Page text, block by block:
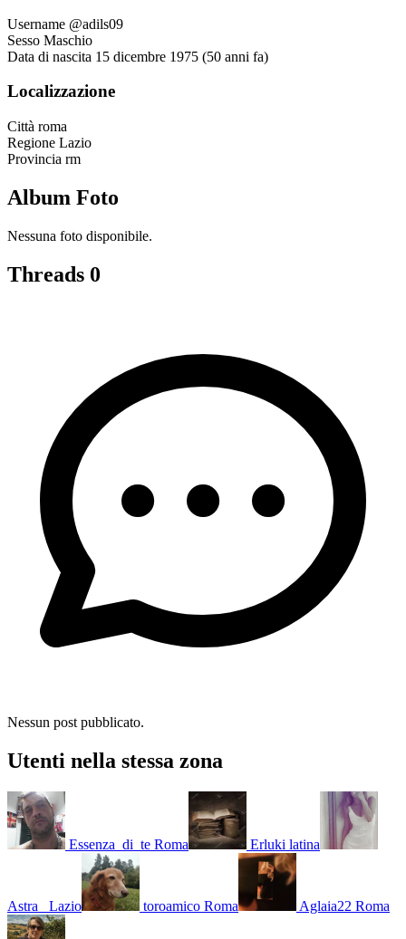
Username @adils09
Sesso Maschio
Data di nascita 15 dicembre 1975 (50 anni fa)
Localizzazione
Città roma
Regione Lazio
Provincia rm
Album Foto
Nessuna foto disponibile.
Threads 0
Nessun post pubblicato.
Utenti nella stessa zona
Essenza_di_te Roma Erluki latina
Astra_ Lazio toroamico Roma Aglaia22 Roma